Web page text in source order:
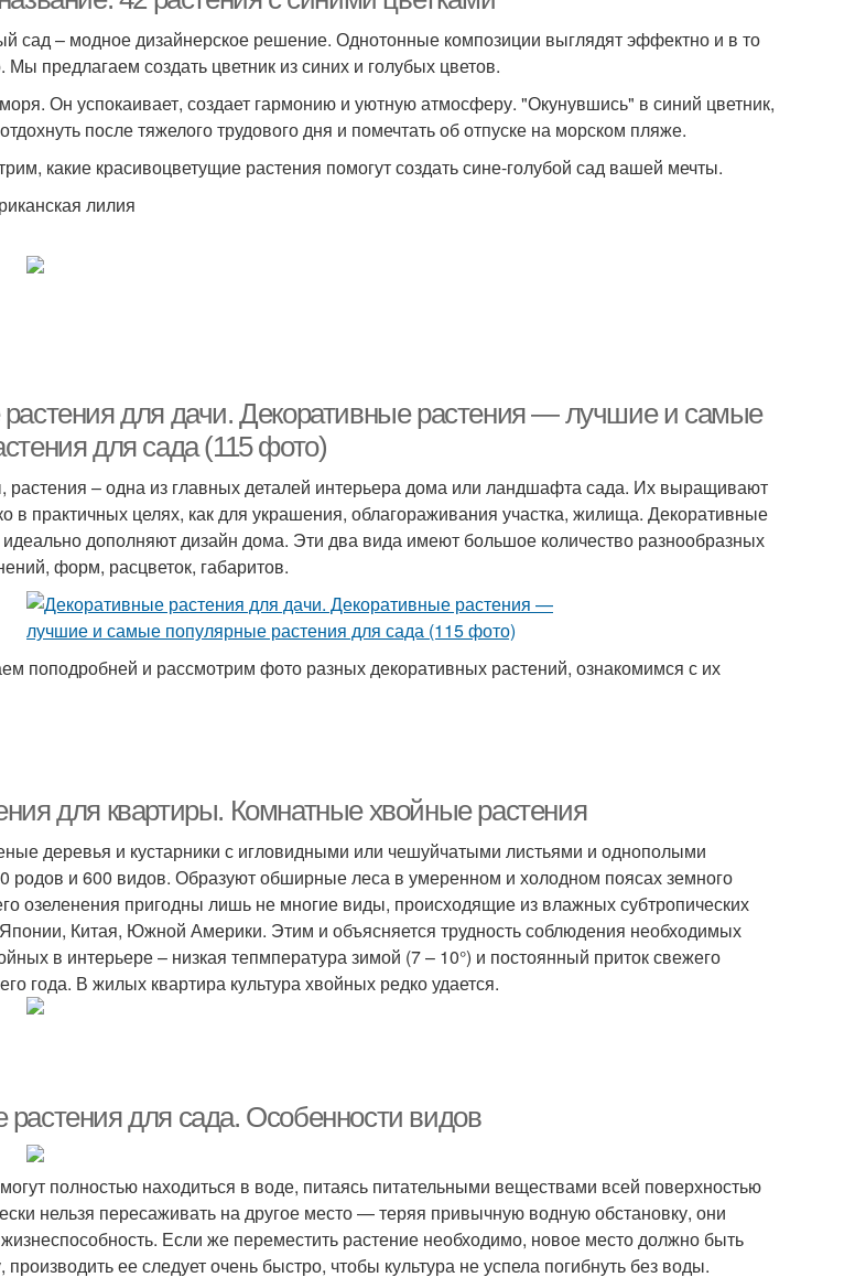
сад – модное дизайнерское решение. Однотонные композиции выглядят эффектно и в то
предлагаем создать цветник из синих и голубых цветов.
Он успокаивает, создает гармонию и уютную атмосферу. "Окунувшись" в синий цветник,
после тяжелого трудового дня и помечтать об отпуске на морском пляже.
какие красивоцветущие растения помогут создать сине-голубой сад вашей мечты.
лилия
для дачи. Декоративные растения — лучшие и самые
для сада (115 фото)
растения – одна из главных деталей интерьера дома или ландшафта сада. Их выращивают
в практичных целях, как для украшения, облагораживания участка, жилища. Декоративные
дополняют дизайн дома. Эти два вида имеют большое количество разнообразных
форм, расцветок, габаритов.
поподробней и рассмотрим фото разных декоративных растений, ознакомимся с их
для квартиры. Комнатные хвойные растения
деревья и кустарники с игловидными или чешуйчатыми листьями и однополыми
родов и 600 видов. Образуют обширные леса в умеренном и холодном поясах земного
озеленения пригодны лишь не многие виды, происходящие из влажных субтропических
Китая, Южной Америки. Этим и объясняется трудность соблюдения необходимых
в интерьере – низкая тепмпература зимой (7 – 10°) и постоянный приток свежего
года. В жилых квартира культура хвойных редко удается.
для сада. Особенности видов
полностью находиться в воде, питаясь питательными веществами всей поверхностью
нельзя пересаживать на другое место — теряя привычную водную обстановку, они
Если же переместить растение необходимо, новое место должно быть
ее следует очень быстро, чтобы культура не успела погибнуть без воды.